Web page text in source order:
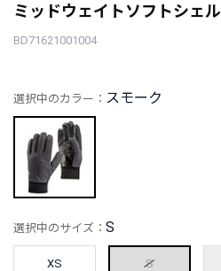
ミッドウェイトソフトシェル
BD71621001004
選択中のカラー： スモーク
選択中のサイズ： S
XS S